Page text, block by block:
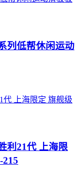
列低帮休闲运动
利21代 上海限
215